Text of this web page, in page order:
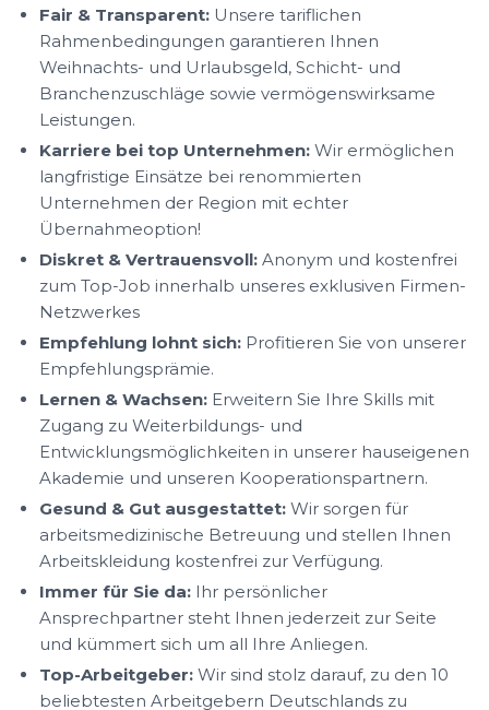
Fair & Transparent: Unsere tariflichen
Rahmenbedingungen garantieren Ihnen
Weihnachts- und Urlaubsgeld, Schicht- und
Branchenzuschläge sowie vermögenswirksame
Leistungen.
Karriere bei top Unternehmen: Wir ermöglichen
langfristige Einsätze bei renommierten
Unternehmen der Region mit echter
Übernahmeoption!
Diskret & Vertrauensvoll: Anonym und kostenfrei
zum Top-Job innerhalb unseres exklusiven Firmen-
Netzwerkes
Empfehlung lohnt sich: Profitieren Sie von unserer
Empfehlungsprämie.
Lernen & Wachsen: Erweitern Sie Ihre Skills mit
Zugang zu Weiterbildungs- und
Entwicklungsmöglichkeiten in unserer hauseigenen
Akademie und unseren Kooperationspartnern.
Gesund & Gut ausgestattet: Wir sorgen für
arbeitsmedizinische Betreuung und stellen Ihnen
Arbeitskleidung kostenfrei zur Verfügung.
Immer für Sie da: Ihr persönlicher
Ansprechpartner steht Ihnen jederzeit zur Seite
und kümmert sich um all Ihre Anliegen.
Top-Arbeitgeber: Wir sind stolz darauf, zu den 10
beliebtesten Arbeitgebern Deutschlands zu